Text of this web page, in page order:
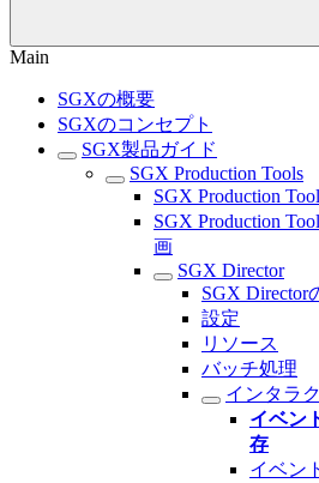
Main
SGXの概要
SGXのコンセプト
SGX製品ガイド
SGX Production Tools
SGX Production
SGX Production
画
SGX Director
SGX Director
設定
リソース
バッチ処理
インタラ
イベン
存
イベン